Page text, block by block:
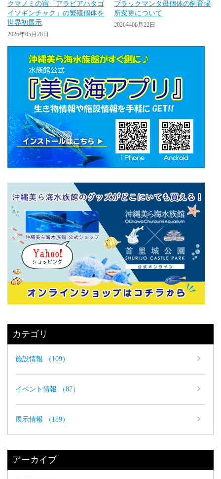
クマノミの宿「アラビアハタゴ
イソギンチャク」の繁殖個体を
世界初展示
2026年05月28日
ブラックマンタ母個体の飼育場
所変更について
2026年06月22日
カテゴリ
施設情報 （109）
イベント情報 （87）
展示情報 （189）
アーカイブ